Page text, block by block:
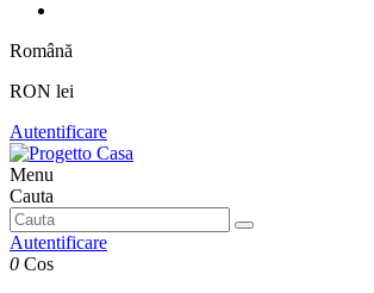
Română
RON lei
Autentificare
Menu
Cauta
Autentificare
0 Cos